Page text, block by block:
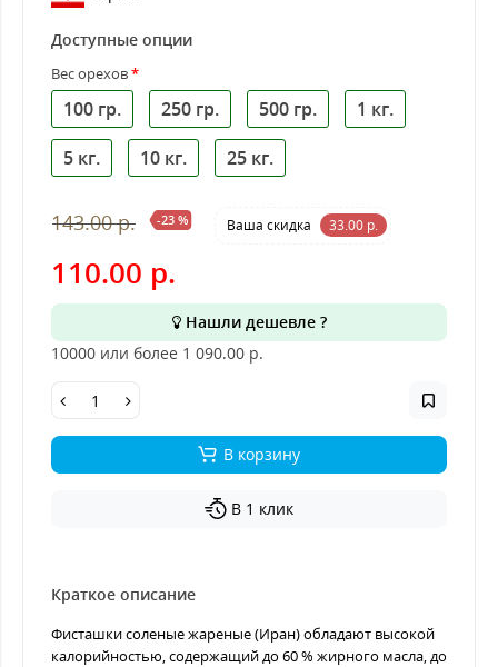
Доступные опции
Вес орехов
100 гр. 250 гр. 500 гр.
1 кг.
5 кг.
10 кг. 25 кг.
143.00 р. -23 % Ваша cкидка 33.00 р.
110.00 р.
Нашли дешевле ?
10000 или более 1 090.00 р.
В корзину
В 1 клик
Краткое описание
Фисташки соленые жареные (Иран) обладают высокой
калорийностью, содержащий до 60 % жирного масла, до